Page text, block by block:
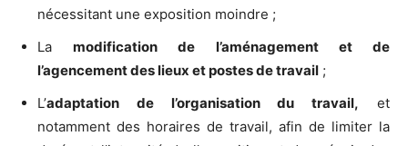
nécessitant une exposition moindre ;
Lamodification de l’aménagement et de
l’agencement des lieux et postes de travail ;
L’adaptation de l’organisation du travail, et
notamment des horaires de travail, afin de limiter la